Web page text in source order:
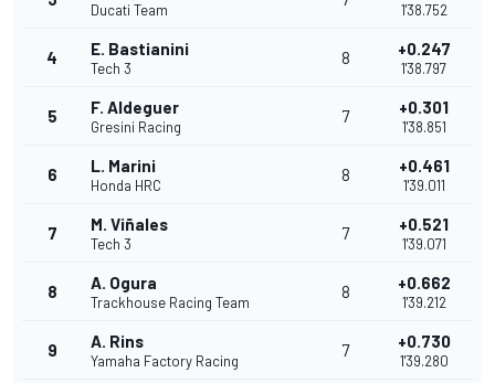
Ducati Team 1'38.752
4 E. Bastianini
Tech 3
8 +0.247
1'38.797
5 F. Aldeguer
Gresini Racing
7 +0.301
1'38.851
6 L. Marini
Honda HRC
8 +0.461
1'39.011
7 M. Viñales
Tech 3
7 +0.521
1'39.071
8 A. Ogura
Trackhouse Racing Team
8 +0.662
1'39.212
9 A. Rins
Yamaha Factory Racing
7 +0.730
1'39.280